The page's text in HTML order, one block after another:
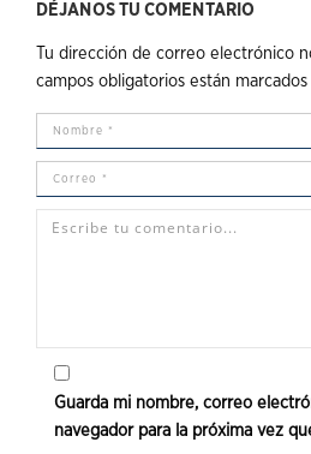
DÉJANOS TU COMENTARIO
Tu dirección de correo electrónico
campos obligatorios están marcados
Guarda mi nombre, correo
navegador para la próxima vez